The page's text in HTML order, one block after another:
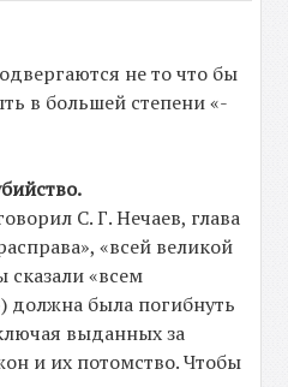
не то что бы
в большей степени «-
С. Г. Нечаев, глава
«всей великой
сказали «всем
должна была погибнуть
выданных за
и их потомство. Чтобы